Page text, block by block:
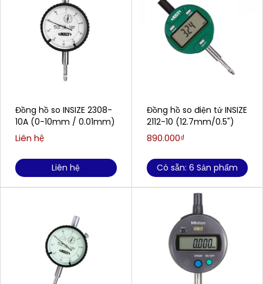
Đồng hồ so INSIZE 2308-
10A (0-10mm / 0.01mm)
Liên hệ
Liên hệ
Đồng hồ so điện tử INSIZE
2112-10 (12.7mm/0.5")
890.000₫
Có sẵn: 6 Sản phẩm